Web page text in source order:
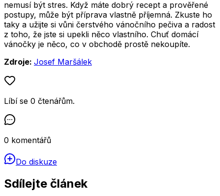
nemusí být stres. Když máte dobrý recept a prověřené
postupy, může být příprava vlastně příjemná. Zkuste ho
taky a užijte si vůni čerstvého vánočního pečiva a radost
z toho, že jste si upekli něco vlastního. Chuť domácí
vánočky je něco, co v obchodě prostě nekoupíte.
Zdroje: Josef Maršálek
Líbí se 0 čtenářům.
0 komentářů
Do diskuze
Sdílejte článek